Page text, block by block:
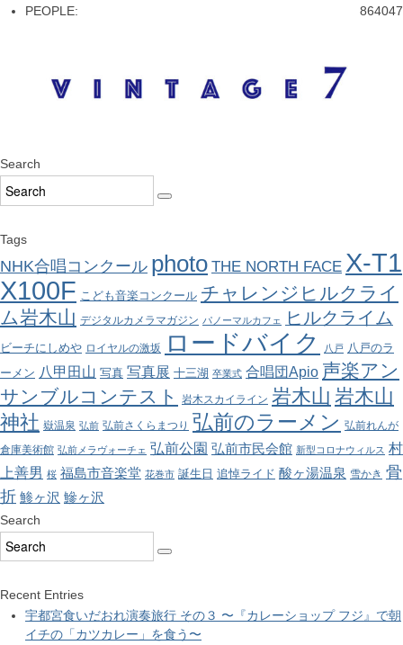
864047
PEOPLE:
Search
Tags
NHK合唱コンクール photo THE NORTH FACE X-T1
X100F こども音楽コンクール チャレンジヒルクライ
ム岩木山 デジタルカメラマガジン パノーマルカフェ ヒルクライム
ビーチにしめや ロイヤルの激坂 ロードバイク 八戸 八戸のラ
ーメン 八甲田山 写真 写真展 十三湖 卒業式 合唱団Apio 声楽アン
サンブルコンテスト
岩木スカイライン 岩木山 岩木山
神社 嶽温泉 弘前 弘前さくらまつり 弘前のラーメン 弘前れんが
倉庫美術館 弘前メラヴォーチェ 弘前公園 弘前市民会館 新型コロナウィルス 村
上善男 桜 福島市音楽堂 花巻市 誕生日 追悼ライド 酸ヶ湯温泉 雪かき 骨
折 鯵ヶ沢 鰺ヶ沢
Search
Recent Entries
宇都宮食いだおれ演奏旅行 その３ 〜『カレーショップ フジ』で朝
イチの「カツカレー」を食う〜